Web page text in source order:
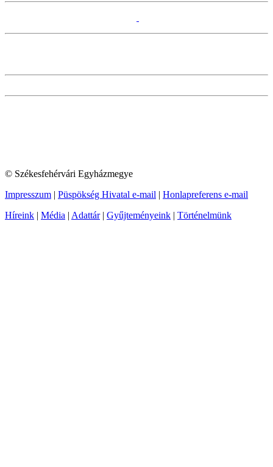
© Székesfehérvári Egyházmegye
Impresszum | Püspökség Hivatal e-mail | Honlapreferens e-mail
Híreink | Média | Adattár| Gyűjteményeink | Történelmünk